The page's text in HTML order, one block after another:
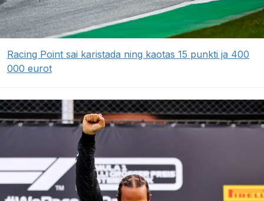
Racing Point sai karistada ning kaotas 15 punkti ja 400
000 eurot